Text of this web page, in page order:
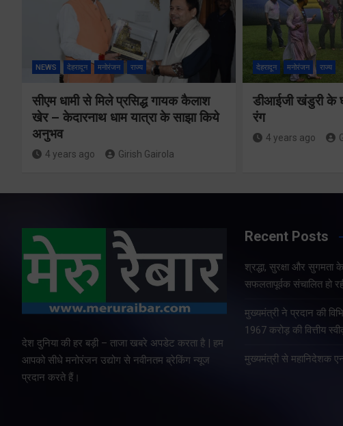
NEWS देहरादून मनोरंजन राज्य
सीएम धामी से मिले प्रसिद्ध गायक कैलाश
खेर – केदारनाथ धाम यात्रा के साझा किये
अनुभव
4 years ago Girish Gairola
देहरादून मनोरंजन राज्य
डीआईजी खंडुरी के
रंग
4 years ago
देश दुनिया की हर बड़ी – ताजा खबरे अपडेट करता है | हम
आपको सीधे मनोरंजन उद्योग से नवीनतम ब्रेकिंग न्यूज
प्रदान करते हैं।
Recent Posts
श्रद्धा, सुरक्षा और
सफलतापूर्वक संचालित हो
मुख्यमंत्री ने प्रदान की
1967 करोड़ की वित्तीय
मुख्यमंत्री से महानिदेशक
में
केंद्र